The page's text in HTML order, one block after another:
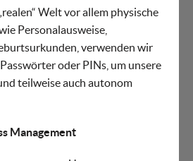
Welt vor allem physische
Personalausweise,
verwenden wir
oder PINs, um unsere
teilweise auch autonom
Management